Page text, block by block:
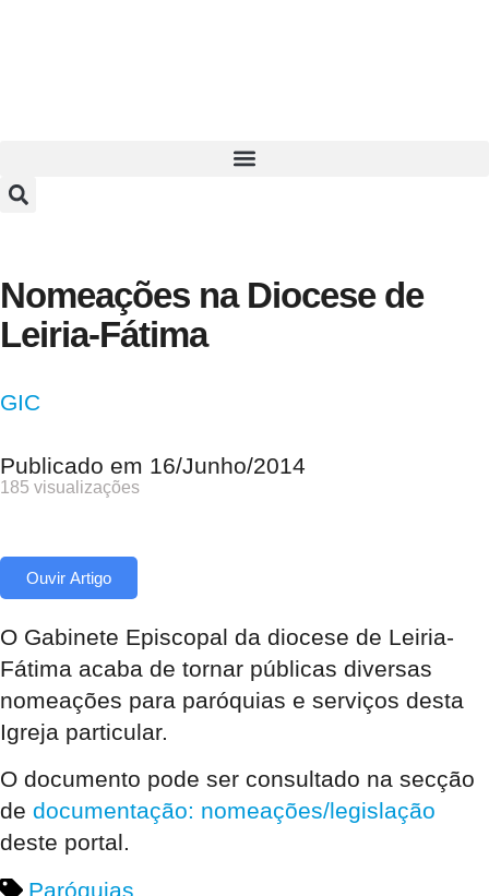
Nomeações na Diocese de
Leiria-Fátima
GIC
Publicado em 16/Junho/2014
185 visualizações
Ouvir Artigo
O Gabinete Episcopal da diocese de Leiria-
Fátima acaba de tornar públicas diversas
nomeações para paróquias e serviços desta
Igreja particular.
O documento pode ser consultado na secção
de documentação: nomeações/legislação
deste portal.
Paróquias